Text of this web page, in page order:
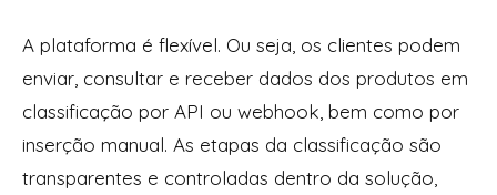
A plataforma é flexível. Ou seja, os clientes podem
enviar, consultar e receber dados dos produtos em
classificação por API ou webhook, bem como por
inserção manual. As etapas da classificação são
transparentes e controladas dentro da solução,